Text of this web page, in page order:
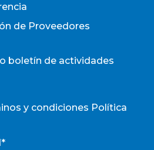
de Proveedores
boletín de actividades
y condiciones Política